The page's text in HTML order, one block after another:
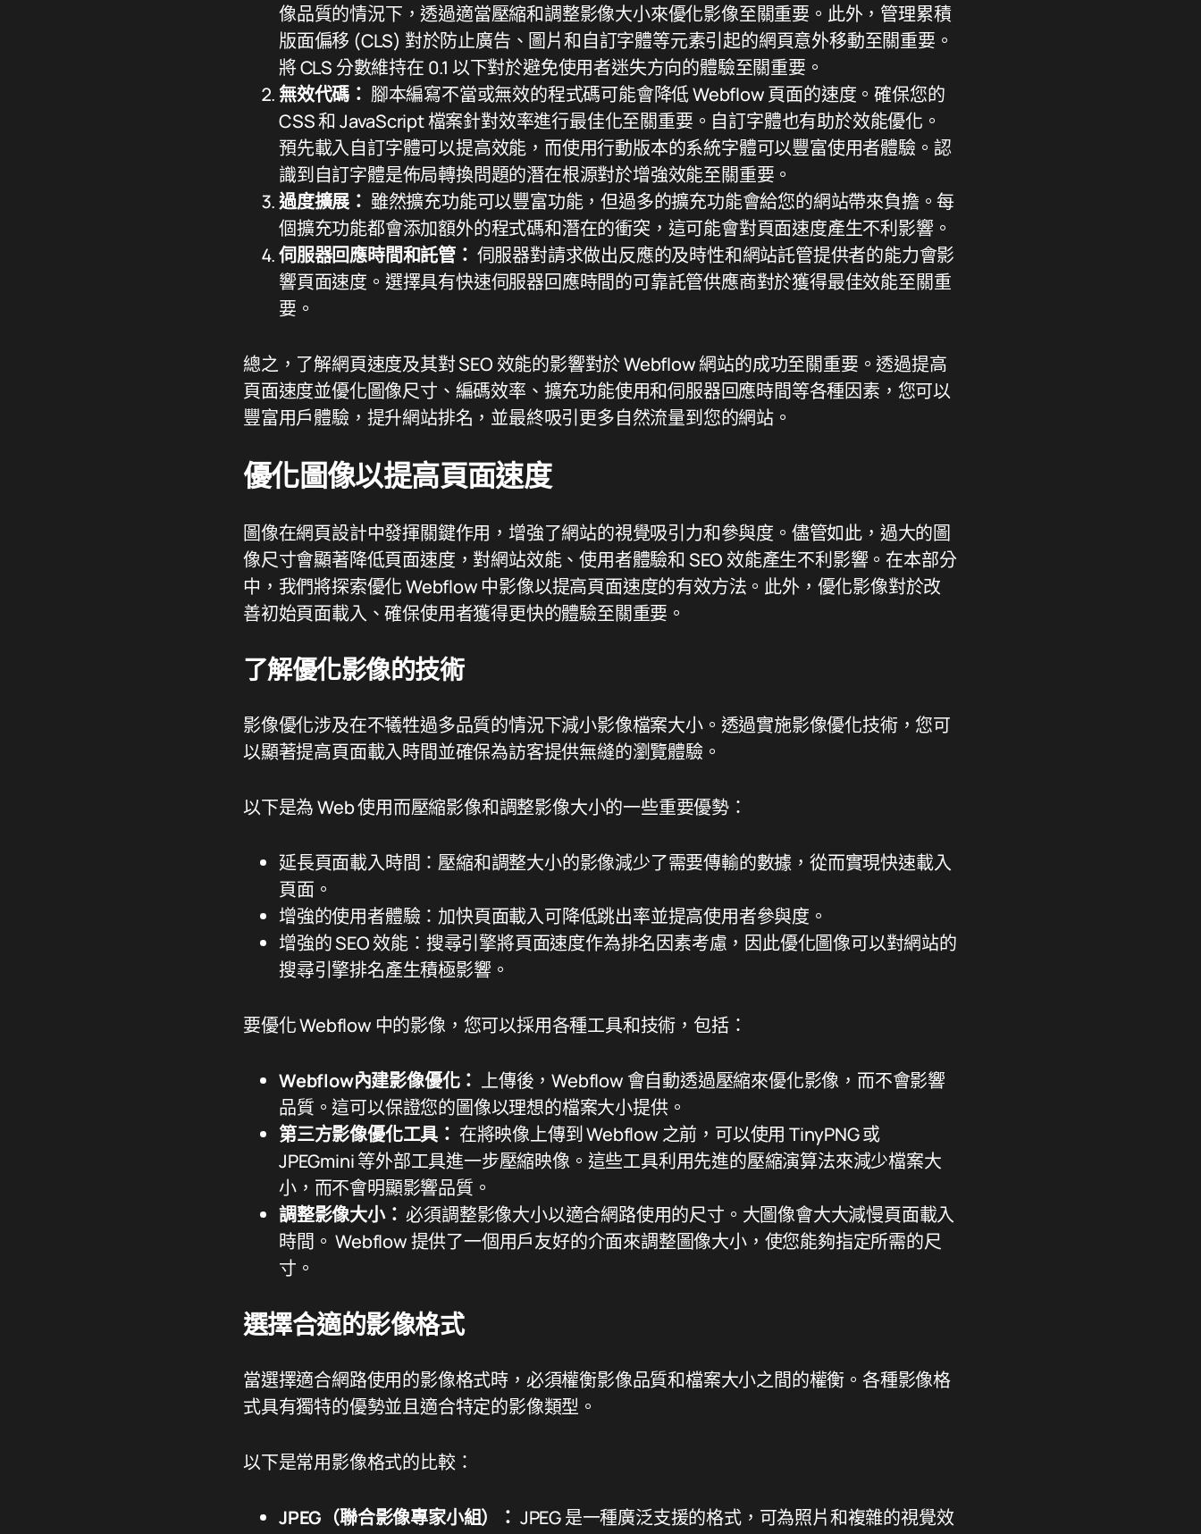
像品質的情況下，透過適當壓縮和調整影像大小來優化影像至關重要。此外，管理累積
版面偏移 (CLS) 對於防止廣告、圖片和自訂字體等元素引起的網頁意外移動至關重要。
將 CLS 分數維持在 0.1 以下對於避免使用者迷失方向的體驗至關重要。
無效代碼： 腳本編寫不當或無效的程式碼可能會降低 Webflow 頁面的速度。確保您的
CSS 和 JavaScript 檔案針對效率進行最佳化至關重要。自訂字體也有助於效能優化。
預先載入自訂字體可以提高效能，而使用行動版本的系統字體可以豐富使用者體驗。認
識到自訂字體是佈局轉換問題的潛在根源對於增強效能至關重要。
過度擴展： 雖然擴充功能可以豐富功能，但過多的擴充功能會給您的網站帶來負擔。每
個擴充功能都會添加額外的程式碼和潛在的衝突，這可能會對頁面速度產生不利影響。
伺服器回應時間和託管： 伺服器對請求做出反應的及時性和網站託管提供者的能力會影
響頁面速度。選擇具有快速伺服器回應時間的可靠託管供應商對於獲得最佳效能至關重
要。
總之，了解網頁速度及其對 SEO 效能的影響對於 Webflow 網站的成功至關重要。透過提高
頁面速度並優化圖像尺寸、編碼效率、擴充功能使用和伺服器回應時間等各種因素，您可以
豐富用戶體驗，提升網站排名，並最終吸引更多自然流量到您的網站。
優化圖像以提高頁面速度
圖像在網頁設計中發揮關鍵作用，增強了網站的視覺吸引力和參與度。儘管如此，過大的圖
像尺寸會顯著降低頁面速度，對網站效能、使用者體驗和 SEO 效能產生不利影響。在本部分
中，我們將探索優化 Webflow 中影像以提高頁面速度的有效方法。此外，優化影像對於改
善初始頁面載入、確保使用者獲得更快的體驗至關重要。
了解優化影像的技術
影像優化涉及在不犧牲過多品質的情況下減小影像檔案大小。透過實施影像優化技術，您可
以顯著提高頁面載入時間並確保為訪客提供無縫的瀏覽體驗。
以下是為 Web 使用而壓縮影像和調整影像大小的一些重要優勢：
延長頁面載入時間：壓縮和調整大小的影像減少了需要傳輸的數據，從而實現快速載入
頁面。
增強的使用者體驗：加快頁面載入可降低跳出率並提高使用者參與度。
增強的 SEO 效能：搜尋引擎將頁面速度作為排名因素考慮，因此優化圖像可以對網站的
搜尋引擎排名產生積極影響。
要優化 Webflow 中的影像，您可以採用各種工具和技術，包括：
Webflow內建影像優化： 上傳後，Webflow 會自動透過壓縮來優化影像，而不會影響
品質。這可以保證您的圖像以理想的檔案大小提供。
第三方影像優化工具： 在將映像上傳到 Webflow 之前，可以使用 TinyPNG 或
JPEGmini 等外部工具進一步壓縮映像。這些工具利用先進的壓縮演算法來減少檔案大
小，而不會明顯影響品質。
調整影像大小： 必須調整影像大小以適合網路使用的尺寸。大圖像會大大減慢頁面載入
時間。 Webflow 提供了一個用戶友好的介面來調整圖像大小，使您能夠指定所需的尺
寸。
選擇合適的影像格式
當選擇適合網路使用的影像格式時，必須權衡影像品質和檔案大小之間的權衡。各種影像格
式具有獨特的優勢並且適合特定的影像類型。
以下是常用影像格式的比較：
JPEG（聯合影像專家小組）： JPEG 是一種廣泛支援的格式，可為照片和複雜的視覺效